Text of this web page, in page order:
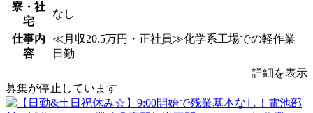
寮・社
宅
なし
仕事内
容
≪月収20.5万円・正社員≫化学系工場での軽作業
日勤
詳細を表示
募集が停止しています